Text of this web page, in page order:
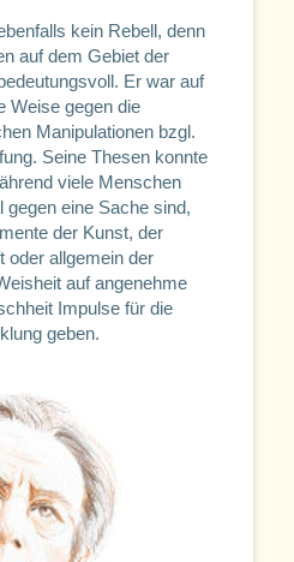
kein Rebell, denn
auf dem Gebiet der
Er war auf
Weise gegen die
Manipulationen bzgl.
Seine Thesen konnte
viele Menschen
gegen eine Sache sind,
der Kunst, der
oder allgemein der
auf angenehme
Impulse für die
geben.